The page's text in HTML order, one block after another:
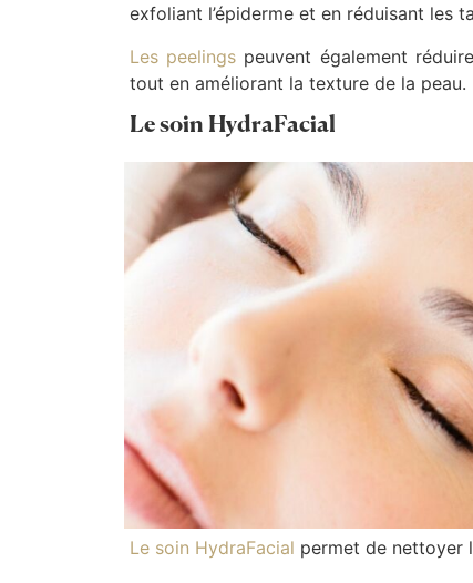
exfoliant l’épiderme et en réduisant les
Les peelings peuvent également
tout en améliorant la texture de la peau.
Le soin HydraFacial
Le soin HydraFacial permet de nettoyer